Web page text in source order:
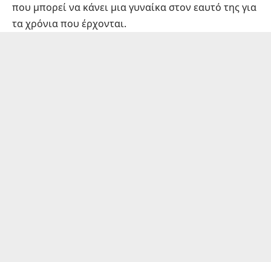
που μπορεί να κάνει μια γυναίκα στον εαυτό της για
τα χρόνια που έρχονται.